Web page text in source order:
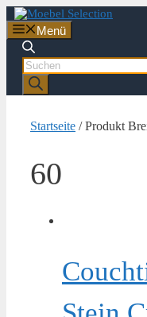
Zum
Inhalt
springen
Menü
Products
search
Startseite / Produkt
60